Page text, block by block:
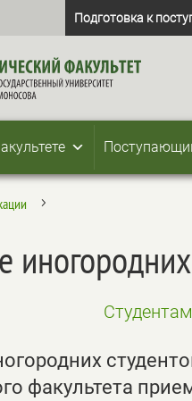
Подготовка к
5
факультета